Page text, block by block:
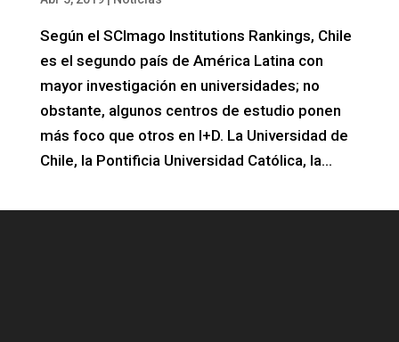
Según el SCImago Institutions Rankings, Chile
es el segundo país de América Latina con
mayor investigación en universidades; no
obstante, algunos centros de estudio ponen
más foco que otros en I+D. La Universidad de
Chile, la Pontificia Universidad Católica, la...